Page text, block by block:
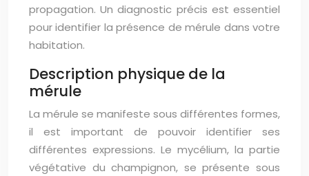
propagation. Un diagnostic précis est essentiel
pour identifier la présence de mérule dans votre
habitation.
Description physique de la
mérule
La mérule se manifeste sous différentes formes,
il est important de pouvoir identifier ses
différentes expressions. Le mycélium, la partie
végétative du champignon, se présente sous